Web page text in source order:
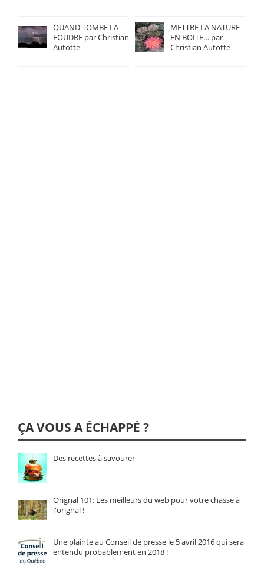
QUAND TOMBE LA
FOUDRE par Christian
Autotte
METTRE LA NATURE
EN BOITE… par
Christian Autotte
ÇA VOUS A ÉCHAPPÉ ?
Des recettes à savourer
Orignal 101: Les meilleurs du web pour votre chasse à
l'orignal !
Une plainte au Conseil de presse le 5 avril 2016 qui sera
entendu probablement en 2018 !